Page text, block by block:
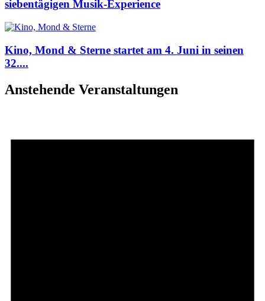
siebentägigen Musik-Experience
Kino, Mond & Sterne startet am 4. Juni in seinen
32....
Anstehende Veranstaltungen